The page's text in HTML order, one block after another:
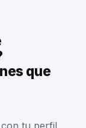
que